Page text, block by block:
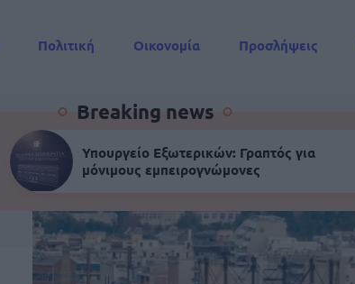
Πολιτική Οικονομία Προσλήψεις
Breaking news
Υπουργείο Εξωτερικών: Γραπτός για
μόνιμους εμπειρογνώμονες